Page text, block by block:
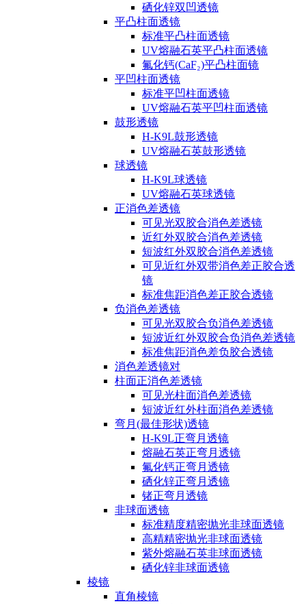
硒化锌双凹透镜
平凸柱面透镜
标准平凸柱面透镜
UV熔融石英平凸柱面透镜
氟化钙(CaF₂)平凸柱面镜
平凹柱面透镜
标准平凹柱面透镜
UV熔融石英平凹柱面透镜
鼓形透镜
H-K9L鼓形透镜
UV熔融石英鼓形透镜
球透镜
H-K9L球透镜
UV熔融石英球透镜
正消色差透镜
可见光双胶合消色差透镜
近红外双胶合消色差透镜
短波红外双胶合消色差透镜
可见近红外双带消色差正胶合透
镜
标准焦距消色差正胶合透镜
负消色差透镜
可见光双胶合负消色差透镜
短波近红外双胶合负消色差透镜
标准焦距消色差负胶合透镜
消色差透镜对
柱面正消色差透镜
可见光柱面消色差透镜
短波近红外柱面消色差透镜
弯月(最佳形状)透镜
H-K9L正弯月透镜
熔融石英正弯月透镜
氟化钙正弯月透镜
硒化锌正弯月透镜
锗正弯月透镜
非球面透镜
标准精度精密抛光非球面透镜
高精精密抛光非球面透镜
紫外熔融石英非球面透镜
硒化锌非球面透镜
棱镜
直角棱镜